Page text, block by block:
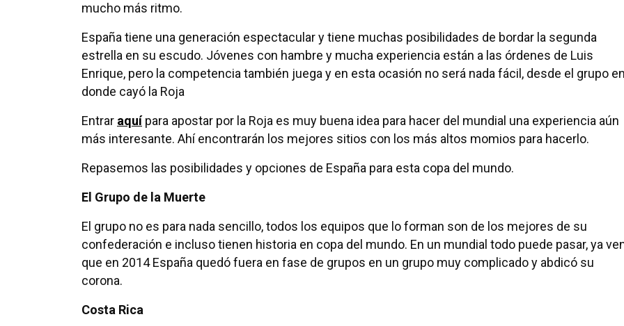
mucho más ritmo.
España tiene una generación espectacular y tiene muchas posibilidades de bordar la segunda
estrella en su escudo. Jóvenes con hambre y mucha experiencia están a las órdenes de Luis
Enrique, pero la competencia también juega y en esta ocasión no será nada fácil, desde el grupo
donde cayó la Roja
Entrar aquípara apostar por la Roja es muy buena idea para hacer del mundial una experiencia aún
más interesante. Ahí encontrarán los mejores sitios con los más altos momios para hacerlo.
Repasemos las posibilidades y opciones de España para esta copa del mundo.
El Grupo de la Muerte
El grupo no es para nada sencillo, todos los equipos que lo forman son de los mejores de su
confederación e incluso tienen historia en copa del mundo. En un mundial todo puede pasar, ya
que en 2014 España quedó fuera en fase de grupos en un grupo muy complicado y abdicó su
corona.
Costa Rica